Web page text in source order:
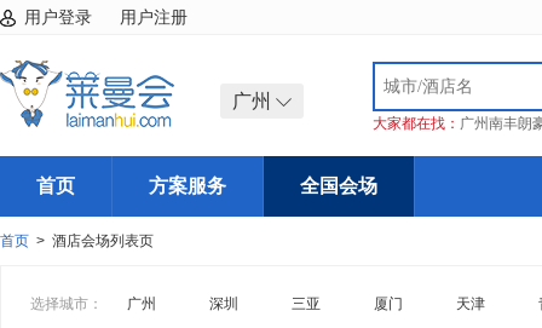
用户登录 用户注册
广州
大家都在找： 广州南丰朗
首页 方案服务 全国会场
首页 > 酒店会场列表页
选择城市： 广州 深圳 三亚 厦门 天津